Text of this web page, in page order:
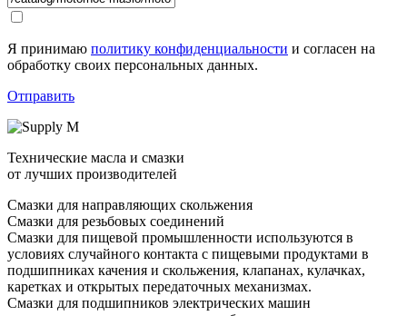
Я принимаю политику конфиденциальности и согласен на
обработку своих персональных данных.
Отправить
Технические масла и смазки
от лучших производителей
Смазки для направляющих скольжения
Смазки для резьбовых соединений
Смазки для пищевой промышленности используются в
условиях случайного контакта с пищевыми продуктами в
подшипниках качения и скольжения, клапанах, кулачках,
каретках и открытых передаточных механизмах.
Смазки для подшипников электрических машин